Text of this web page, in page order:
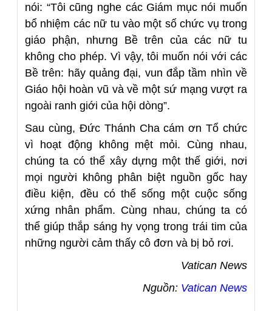
nói: “Tôi cũng nghe các Giám mục nói muốn
bổ nhiệm các nữ tu vào một số chức vụ trong
giáo phận, nhưng Bề trên của các nữ tu
không cho phép. Vì vậy, tôi muốn nói với các
Bề trên: hãy quảng đại, vun đắp tầm nhìn về
Giáo hội hoàn vũ và về một sứ mạng vượt ra
ngoài ranh giới của hội dòng”.
Sau cùng, Đức Thánh Cha cám ơn Tổ chức
vì hoạt động không mệt mỏi. Cùng nhau,
chúng ta có thể xây dựng một thế giới, nơi
mọi người không phân biệt nguồn gốc hay
điều kiện, đều có thể sống một cuộc sống
xứng nhân phẩm. Cùng nhau, chúng ta có
thể giúp thắp sáng hy vọng trong trái tim của
những người cảm thấy cô đơn và bị bỏ rơi.
Vatican News
Nguồn: Vatican News